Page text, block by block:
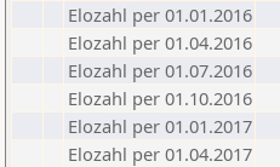
Elozahl per 01.01.2016
Elozahl per 01.04.2016
Elozahl per 01.07.2016
Elozahl per 01.10.2016
Elozahl per 01.01.2017
Elozahl per 01.04.2017